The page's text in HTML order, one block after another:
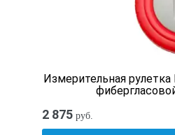
Измерительная рулетка
2 875 руб.